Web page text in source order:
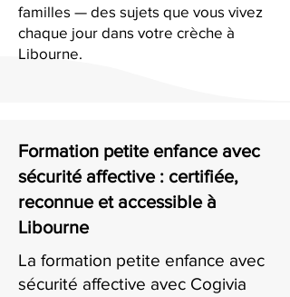
familles — des sujets que vous vivez
chaque jour dans votre crèche à
Libourne.
Formation petite enfance avec
sécurité affective : certifiée,
reconnue et accessible à
Libourne
La formation petite enfance avec
sécurité affective avec Cogivia